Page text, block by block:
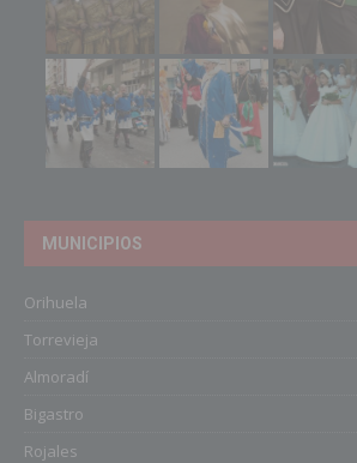
MUNICIPIOS
Orihuela
Torrevieja
Almoradí
Bigastro
Rojales